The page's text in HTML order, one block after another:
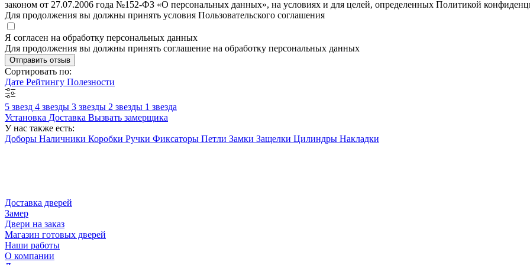
законом от 27.07.2006 года №152-ФЗ «О персональных данных», на условиях и для целей, определенных Политикой
Для продолжения вы должны принять условия Пользовательского соглашения
Я согласен на обработку персональных данных
Для продолжения вы должны принять соглашение на обработку персональных данных
Отправить отзыв
Сортировать по:
Дате Рейтингу Полезности
5 звезд 4 звезды 3 звезды 2 звезды 1 звезда
Установка Доставка Вызвать замерщика
У нас также есть:
Доборы Наличники Коробки Ручки Фиксаторы Петли Замки Защелки Цилиндры Накладки
Доставка дверей
Замер
Двери на заказ
Магазин готовых дверей
Наши работы
О компании